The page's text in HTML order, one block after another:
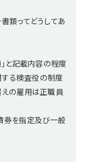
指摘事項
類ってどうしてあ
と記載内容の程度
する検査役の制度
えの雇用は正職員
券を指定及び一般